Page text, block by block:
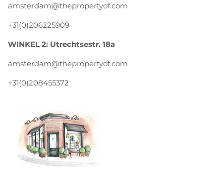
amsterdam@thepropertyof.com
+31(0)206225909
WINKEL 2: Utrechtsestr. 18a
amsterdam@thepropertyof.com
+31(0)208455372